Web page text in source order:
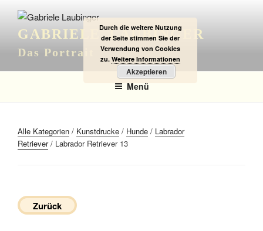
Inhalt
springenGABRIELE LAUBINGER
Das Portrait
Menü
Alle Kategorien / Kunstdrucke / Hunde / Labrador
Retriever/ Labrador Retriever 13
Zurück
Durch die weitere Nutzung
der Seite stimmen Sie der
Verwendung von Cookies
zu. Weitere Informationen
Akzeptieren